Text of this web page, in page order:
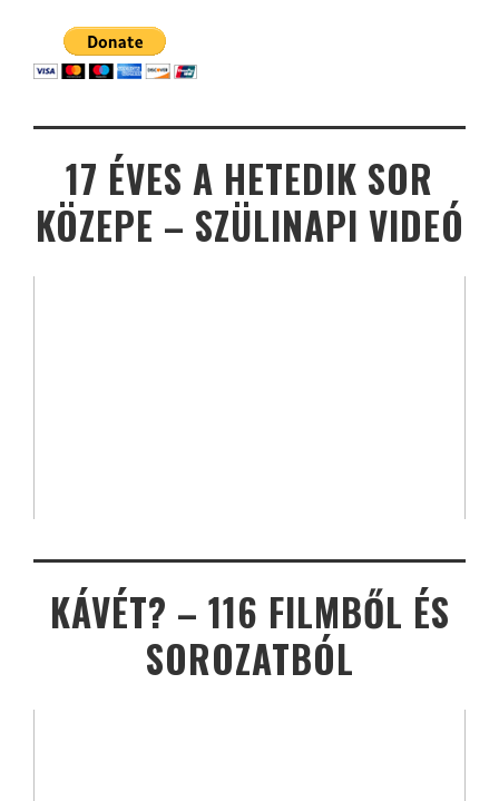
17 ÉVES A HETEDIK SOR
KÖZEPE – SZÜLINAPI VIDEÓ
KÁVÉT? – 116 FILMBŐL ÉS
SOROZATBÓL